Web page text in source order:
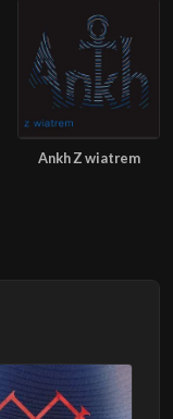
Ankh Z wiatrem